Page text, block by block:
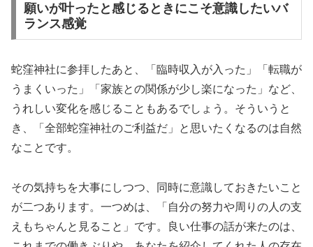
願いが叶ったと感じるときにこそ意識したいバ
ランス感覚
蛇窪神社に参拝したあと、「臨時収入が入った」「転職が
うまくいった」「家族との関係が少し楽になった」など、
うれしい変化を感じることもあるでしょう。そういうと
き、「全部蛇窪神社のご利益だ」と思いたくなるのは自然
なことです。
その気持ちを大事にしつつ、同時に意識しておきたいこと
が二つあります。一つめは、「自分の努力や周りの人の支
えもちゃんと見ること」です。良い仕事の話が来たのは、